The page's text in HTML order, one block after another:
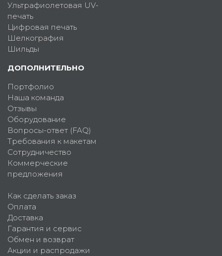
Ультрафиолетовая UV-
печать
Цифровая печать
Шелкография
Шильды
ДОПОЛНИТЕЛЬНО
Портфолио
Наша команда
Отзывы
Оборудование
Вопросы-ответ (FAQ)
Требования к макетам
Сотрудничество
Коммерческие
предложения
Как сделать заказ
Оплата
Доставка
Гарантия и сервис
Обмен и возврат
Акции и распродажи